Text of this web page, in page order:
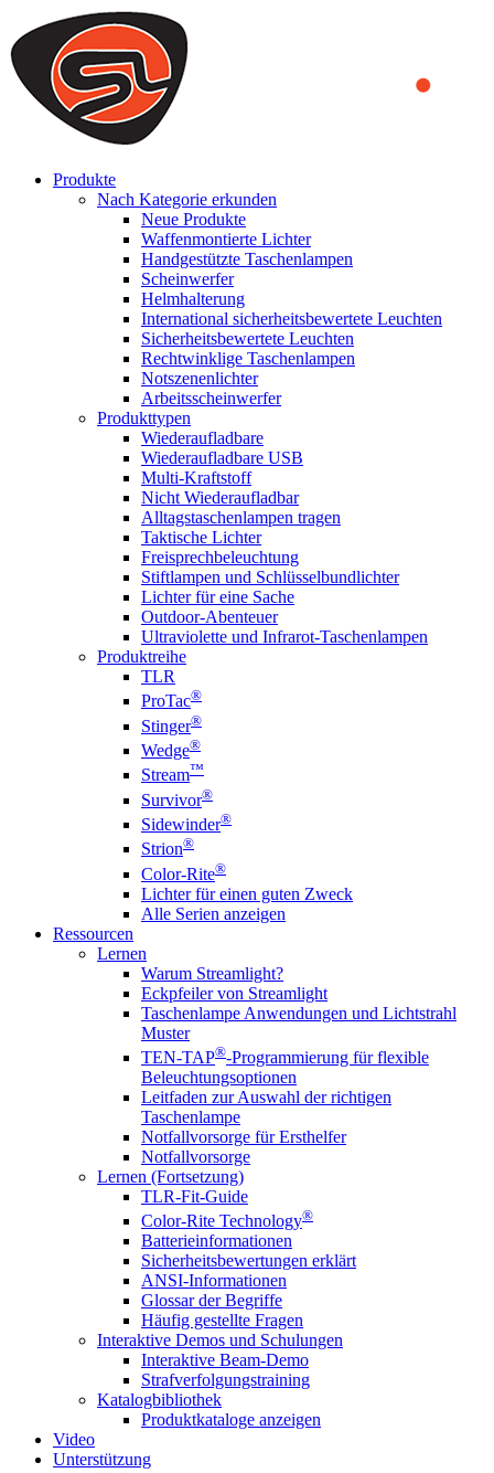
We use cookies to ensure that we provide you the best experience
on our website. By continuing to browse this website, you accept
that cookies are used to help us analyze how the website is used and
to offer you a better experience. To learn more or to find out how
you can disable cookies, you can access our
Produkte
Nach Kategorie erkunden
Neue Produkte
Waffenmontierte Lichter
Handgestützte Taschenlampen
Scheinwerfer
Helmhalterung
International sicherheitsbewertete Leuchten
Sicherheitsbewertete Leuchten
Rechtwinklige Taschenlampen
Notszenenlichter
Arbeitsscheinwerfer
Produkttypen
Wiederaufladbare
Wiederaufladbare USB
Multi-Kraftstoff
Nicht Wiederaufladbar
Alltagstaschenlampen tragen
Taktische Lichter
Freisprechbeleuchtung
Stiftlampen und Schlüsselbundlichter
Lichter für eine Sache
Outdoor-Abenteuer
Ultraviolette und Infrarot-Taschenlampen
Produktreihe
TLR
ProTac®
Stinger®
Wedge®
Stream™
Survivor®
Sidewinder®
Strion®
Color-Rite®
Lichter für einen guten Zweck
Alle Serien anzeigen
Ressourcen
Lernen
Warum Streamlight?
Eckpfeiler von Streamlight
Taschenlampe Anwendungen und Lichtstrahl
Muster
TEN-TAP®-Programmierung für flexible
Beleuchtungsoptionen
Leitfaden zur Auswahl der richtigen
Taschenlampe
Notfallvorsorge für Ersthelfer
Notfallvorsorge
Lernen (Fortsetzung)
TLR-Fit-Guide
Color-Rite Technology®
Batterieinformationen
Sicherheitsbewertungen erklärt
ANSI-Informationen
Glossar der Begriffe
Häufig gestellte Fragen
Interaktive Demos und Schulungen
Interaktive Beam-Demo
Strafverfolgungstraining
Katalogbibliothek
Produktkataloge anzeigen
Video
Unterstützung